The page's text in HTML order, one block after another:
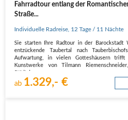
Fahrradtour entlang der
Straße...
Individuelle Radreise 12 Tage / 11 Nächte
Sie starten Ihre Radtour in der Barockstadt
entzückende Taubertal nach
Aufwartung, in vielen Gotteshäusern trifft
Kunstwerke von Tilmann
ab 1.329,- €